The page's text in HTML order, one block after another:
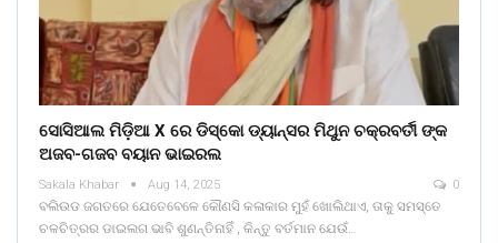
ସୋସିଆଲ ମିଡ଼ିଆ X ରେ ଡିସ୍କୋ ଡ୍ୟାନ୍ସର ମିଥୁନ ଚକ୍ରବର୍ତୀ ଙ୍କ
ଅଜବ-ଗଜବ ବୟାନ ଭାଇରଲ
Sakala Khabar Aug 14, 2025 0
ବଲିଉଡ ଜଗତରେ ଯେତେବେଳେ କୌଣସି କଳାକାର ମୁହଁ ଖୋଲିଥାଏ, ତାକୁ ସମସ୍ତେ
ଚଳଚିତ୍ରର ଡାଇଲଗ ଭାବି ଶୁଣନ୍ତିନାହିଁ , କିନ୍ତୁ ବର୍ତମାନ ଯେଉଁ…